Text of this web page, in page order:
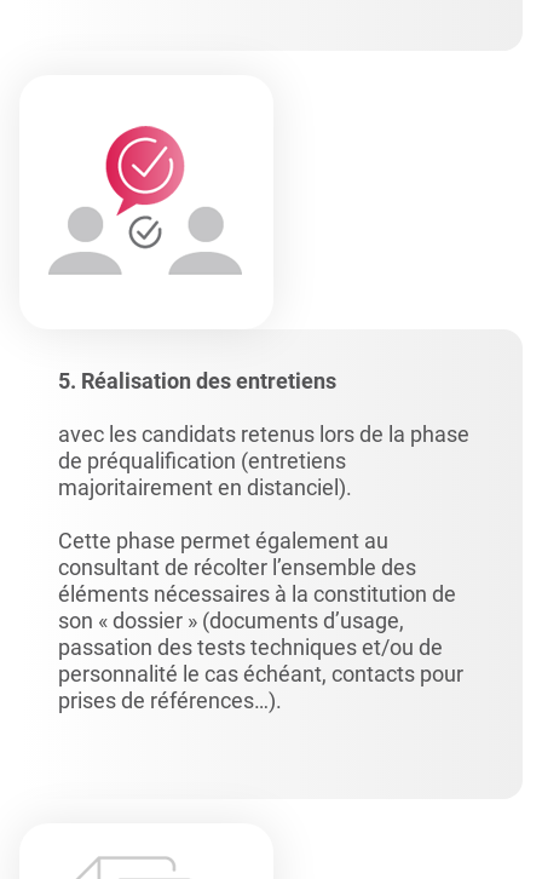
5. Réalisation des entretiens
avec les candidats retenus lors de la phase
de préqualification (entretiens
majoritairement en distanciel).
Cette phase permet également au
consultant de récolter l’ensemble des
éléments nécessaires à la constitution de
son « dossier » (documents d’usage,
passation des tests techniques et/ou de
personnalité le cas échéant, contacts pour
prises de références…).